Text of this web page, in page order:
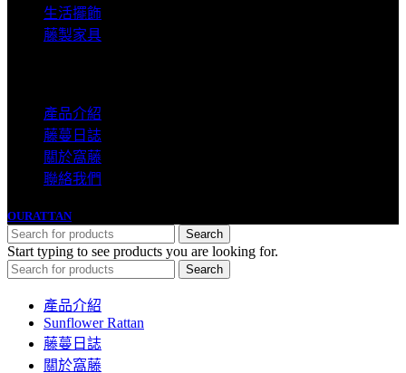
生活擺飾
藤製家具
產品介紹
藤蔓日誌
關於窩藤
聯絡我們
OURATTAN
Search
Start typing to see products you are looking for.
Search
產品介紹
Sunflower Rattan
藤蔓日誌
關於窩藤